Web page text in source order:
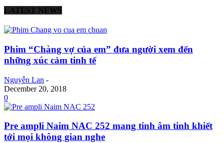
LATEST NEWS
Phim “Chàng vợ của em” đưa người xem đến
những xúc cảm tinh tế
Nguyễn Lan -
December 20, 2018
0
Pre ampli Naim NAC 252 mang tinh âm tinh khiết
tới mọi không gian nghe